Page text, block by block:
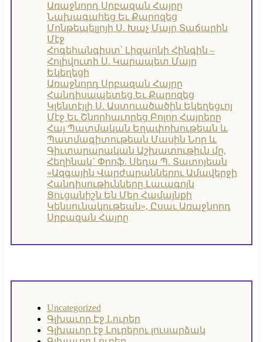
Առաջնորդ Սրբազան Հայրը
Նախագահեց Եւ Քարոզեց
Մոնթեպելլոյի Ս. Խաչ Մայր Տաճարին
Մէջ
Հոգեհանգիստ՝ Լիզպոնի Հինգին –
Հոլիվուտի Ս. Կարապետ Մայր
Եկեղեցի
Առաջնորդ Սրբազան Հայրը
Հանդիսապետեց Եւ Քարոզեց
Կլենտէյլի Ս. Աստուածածին Եկեղեցւոյ
Մէջ Եւ Շնորհաւորեց Բոլոր Հայրերը
Հայ Պատմական Եղափոխութեան և
Պատմագիտութեան Մասին Նոր և
Գիւտարարական Աշխատութիւն մը,
Հեղինակ` Փրոֆ. Սեդա Պ. Տատոյեան
«Ազգային Վարժարաններու Ամավերջի
Հանդիսութիւնները Լաւագոյն
Ցուցանիշն Են Մեր Համայնքի
Կենսունակութեան», Ըսաւ Առաջնորդ
Սրբազան Հայրը
Uncategorized
Գլխաւոր Էջ Lուրեր
Գլխաւոր էջ Լուրերու լուսարձակ